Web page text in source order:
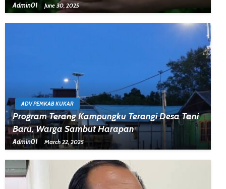
Admin01 June 30, 2025
ADV PEMKAB KUKAR
Program Terang Kampungku Terangi Desa Tani
Baru, Warga Sambut Harapan
Admin01 March 22, 2025